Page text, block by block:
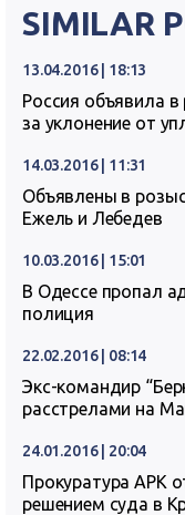
SIMILAR
13.04.2016 | 18:13
Россия объявила
за уклонение от
14.03.2016 | 11:31
Объявлены в
Ежель и Лебедев
10.03.2016 | 15:01
В Одессе пропал
полиция
22.02.2016 | 08:14
Экс-командир
расстрелами на
24.01.2016 | 20:04
Прокуратура АРК
решением суда в